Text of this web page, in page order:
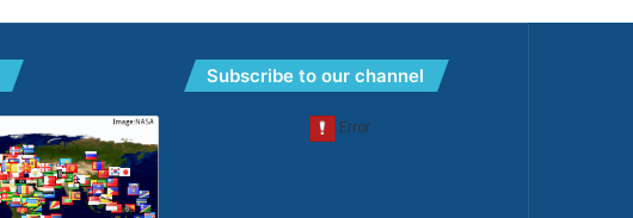
Subscribe to our channel